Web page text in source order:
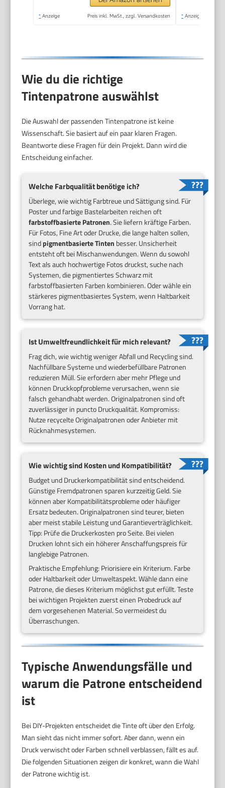
Bluetooth, Wi-Fi(n)
* Anzeige Preis inkl. MwSt., zzgl. Versandkosten * Anzeige
Wie du die richtige
Tintenpatrone auswählst
Die Auswahl der passenden Tintenpatrone ist keine
Wissenschaft. Sie basiert auf ein paar klaren Fragen.
Beantworte diese Fragen für dein Projekt. Dann wird die
Entscheidung einfacher.
Welche Farbqualität benötige ich?
Überlege, wie wichtig Farbtreue und Sättigung sind. Für
Poster und farbige Bastelarbeiten reichen oft
farbstoffbasierte Patronen. Sie liefern kräftige Farben.
Für Fotos, Fine Art oder Drucke, die lange halten sollen,
sindpigmentbasierte Tinten besser. Unsicherheit
entsteht oft bei Mischanwendungen. Wenn du sowohl
Text als auch hochwertige Fotos druckst, suche nach
Systemen, die pigmentiertes Schwarz mit
farbstoffbasierten Farben kombinieren. Oder wähle ein
stärkeres pigmentbasiertes System, wenn Haltbarkeit
Vorrang hat.
Ist Umweltfreundlichkeit für mich relevant?
Frag dich, wie wichtig weniger Abfall und Recycling sind.
Nachfüllbare Systeme und wiederbefüllbare Patronen
reduzieren Müll. Sie erfordern aber mehr Pflege und
können Druckkopfprobleme verursachen, wenn sie
falsch gehandhabt werden. Originalpatronen sind oft
zuverlässiger in puncto Druckqualität. Kompromiss:
Nutze recycelte Originalpatronen oder Anbieter mit
Rücknahmesystemen.
Wie wichtig sind Kosten und Kompatibilität?
Budget und Druckerkompatibilität sind entscheidend.
Günstige Fremdpatronen sparen kurzzeitig Geld. Sie
können aber Kompatibilitätsprobleme oder häufiger
Ersatz bedeuten. Originalpatronen sind teurer, bieten
aber meist stabile Leistung und Garantieverträglichkeit.
Tipp: Prüfe die Druckerkosten pro Seite. Bei vielen
Drucken lohnt sich ein höherer Anschaffungspreis für
langlebige Patronen.
Praktische Empfehlung: Priorisiere ein Kriterium. Farbe
oder Haltbarkeit oder Umweltaspekt. Wähle dann eine
Patrone, die dieses Kriterium möglichst gut erfüllt. Teste
bei wichtigen Projekten zuerst einen Probedruck auf
dem vorgesehenen Material. So vermeidest du
Überraschungen.
Typische Anwendungsfälle und
warum die Patrone entscheidend
ist
Bei DIY-Projekten entscheidet die Tinte oft über den Erfolg.
Man sieht das nicht immer sofort. Aber dann, wenn ein
Druck verwischt oder Farben schnell verblassen, fällt es auf.
Die folgenden Situationen zeigen dir konkret, wann die Wahl
der Patrone wichtig ist.